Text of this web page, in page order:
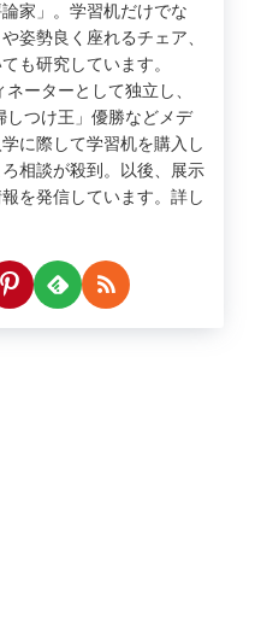
家」。学習机だけでな
姿勢良く座れるチェア、
も研究しています。
ーターとして独立し、
つけ王」優勝などメデ
に際して学習机を購入し
相談が殺到。以後、展示
を発信しています。詳し